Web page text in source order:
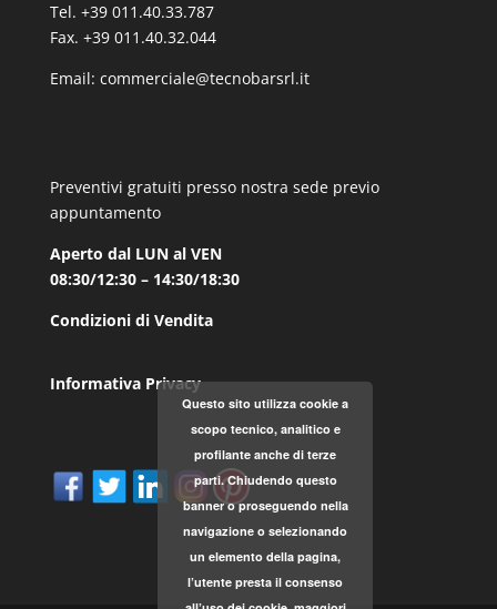
Tel. +39 011.40.33.787
Fax. +39 011.40.32.044
Email: commerciale@tecnobarsrl.it
Preventivi gratuiti presso nostra sede previo
appuntamento
Aperto dal LUN al VEN
08:30/12:30 – 14:30/18:30
Condizioni di Vendita
Informativa Privacy
Questo sito utilizza cookie a
scopo tecnico, analitico e
profilante anche di terze
parti. Chiudendo questo
banner o proseguendo nella
navigazione o selezionando
un elemento della pagina,
l’utente presta il consenso